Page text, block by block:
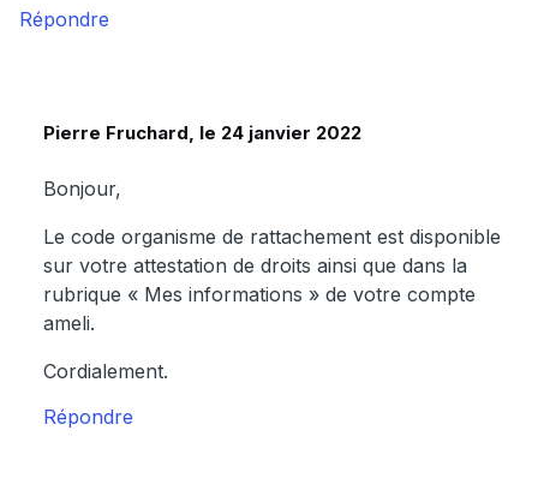
Répondre
Pierre Fruchard, le 24 janvier 2022
Bonjour,
Le code organisme de rattachement est disponible
sur votre attestation de droits ainsi que dans la
rubrique « Mes informations » de votre compte
ameli.
Cordialement.
Répondre